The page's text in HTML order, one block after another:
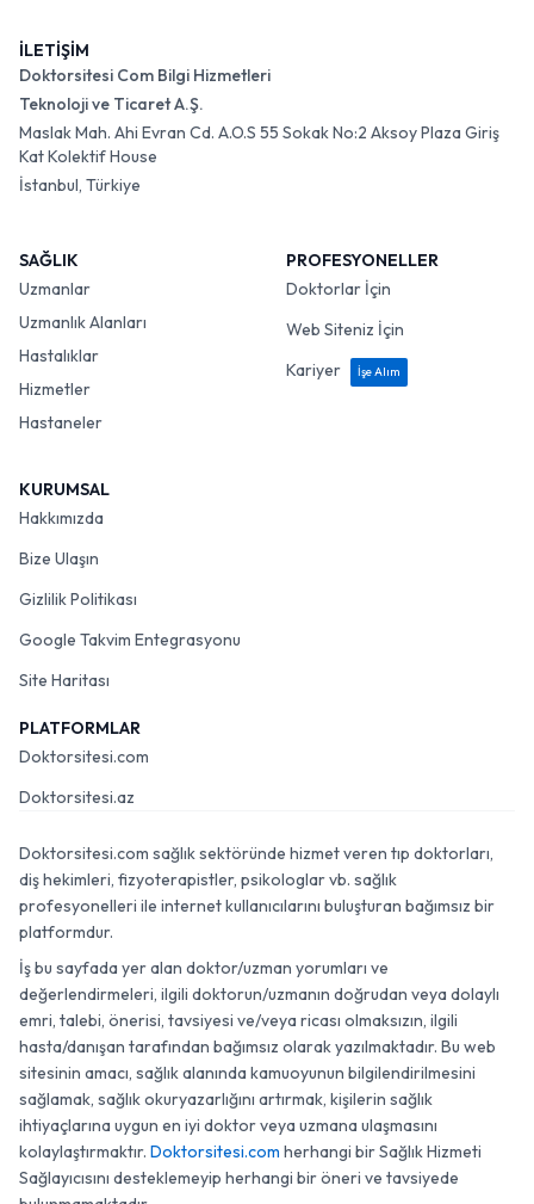
İLETİŞİM
Doktorsitesi Com Bilgi Hizmetleri
Teknoloji ve Ticaret A.Ş.
Maslak Mah. Ahi Evran Cd. A.O.S 55 Sokak No:2 Aksoy Plaza Giriş
Kat Kolektif House
İstanbul, Türkiye
SAĞLIK
Uzmanlar
Uzmanlık Alanları
Hastalıklar
Hizmetler
Hastaneler
PROFESYONELLER
Doktorlar İçin
Web Siteniz İçin
Kariyer
İşe Alım
KURUMSAL
Hakkımızda
Bize Ulaşın
Gizlilik Politikası
Google Takvim Entegrasyonu
Site Haritası
PLATFORMLAR
Doktorsitesi.com
Doktorsitesi.az
Doktorsitesi.com sağlık sektöründe hizmet veren tıp doktorları,
diş hekimleri, fizyoterapistler, psikologlar vb. sağlık
profesyonelleri ile internet kullanıcılarını buluşturan bağımsız bir
platformdur.
İş bu sayfada yer alan doktor/uzman yorumları ve
değerlendirmeleri, ilgili doktorun/uzmanın doğrudan veya dolaylı
emri, talebi, önerisi, tavsiyesi ve/veya ricası olmaksızın, ilgili
hasta/danışan tarafından bağımsız olarak yazılmaktadır. Bu web
sitesinin amacı, sağlık alanında kamuoyunun bilgilendirilmesini
sağlamak, sağlık okuryazarlığını artırmak, kişilerin sağlık
ihtiyaçlarına uygun en iyi doktor veya uzmana ulaşmasını
kolaylaştırmaktır. Doktorsitesi.com herhangi bir Sağlık Hizmeti
Sağlayıcısını desteklemeyip herhangi bir öneri ve tavsiyede